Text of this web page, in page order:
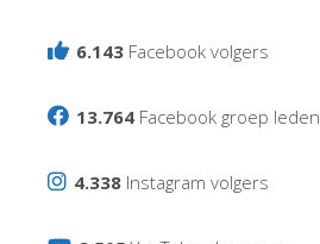
6.143 Facebook volgers
13.764 Facebook groep leden
4.338 Instagram volgers